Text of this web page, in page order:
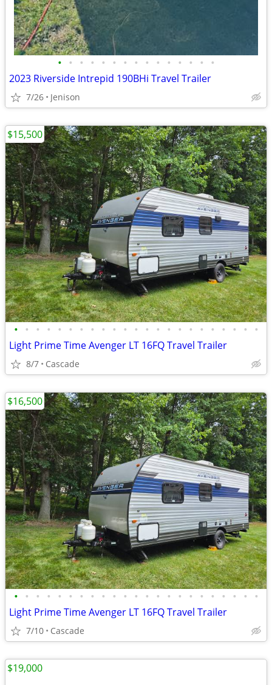
• • • • • • • • • • • • • • •
2023 Riverside Intrepid 190BHi Travel Trailer
7/26 Jenison
• • • • • • • • • • • • • • • • • • • • • • •
Light Prime Time Avenger LT 16FQ Travel Trailer
8/7 Cascade
$15,500
• • • • • • • • • • • • • • • • • • • • • • •
Light Prime Time Avenger LT 16FQ Travel Trailer
7/10 Cascade
$16,500
$19,000